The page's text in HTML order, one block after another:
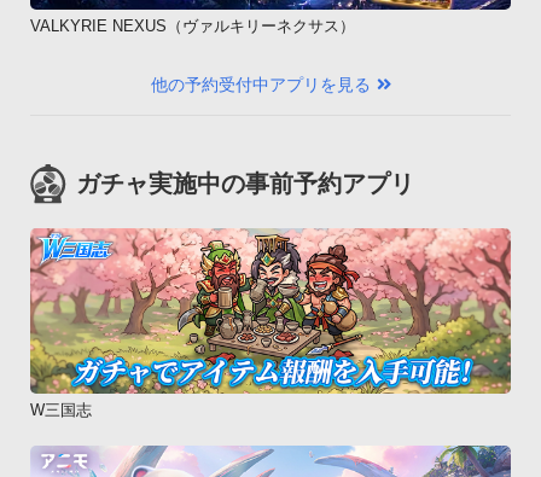
ゴールをすると決算となり、持っている資産が換金され、ラン
完全版でプレイしているユーザーはパラメーター（能力値）が
© 1968,2013 Hasbro.All rights reserved.
© TOMY
VALKYRIE NEXUS（ヴァルキリーネクサス）
他の予約受付中アプリを見る
ガチャ実施中の事前予約アプリ
W三国志